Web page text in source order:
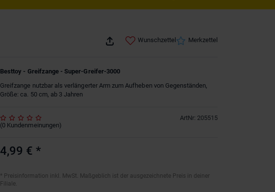
Wunschzettel Merkzettel
Besttoy - Greifzange - Super-Greifer-3000
Greifzange nutzbar als verlängerter Arm zum Aufheben von Gegenständen,
Größe: ca. 50 cm, ab 3 Jahren
ArtNr: 205515
(0 Kundenmeinungen)
4,99 € *
* Preisinformation inkl. MwSt. Maßgeblich ist der ausgezeichnete Preis in deiner
Filiale.